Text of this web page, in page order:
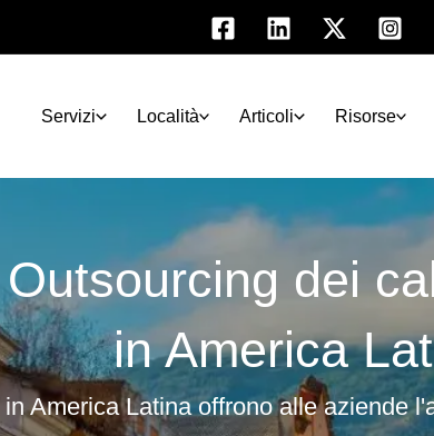
Servizi Località Articoli Risorse
Outsourcing dei
in America
in America Latina offrono alle aziende